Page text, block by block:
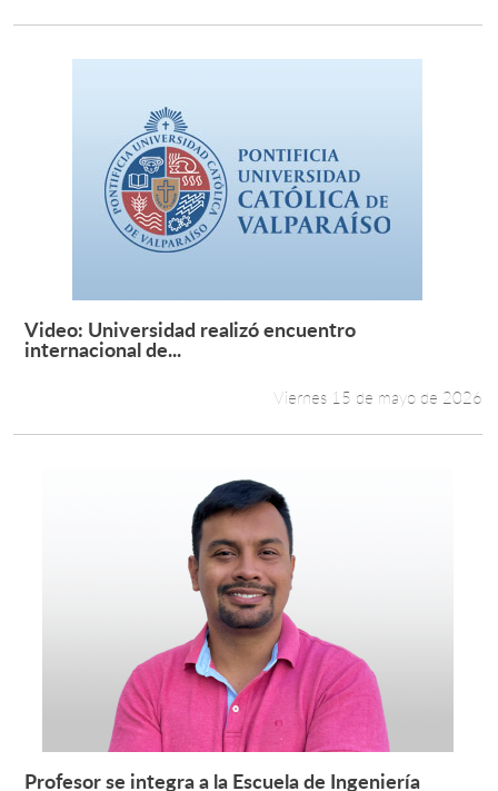
Leer más +
Video: Universidad realizó encuentro
internacional de...
Viernes 15 de mayo de 2026
Profesor se integra a la Escuela de Ingeniería